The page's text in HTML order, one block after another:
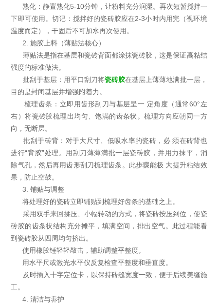
熟化：静置熟化5-10分钟，让粉料充分润湿。再次短暂搅拌一
下即可使用。切记：搅拌好的瓷砖胶应在2-3小时内用完（视环境
温度而定），干固后不可加水再次使用。
2. 施胶上料（薄贴法核心）
薄贴法是指在基层和瓷砖背面都涂抹瓷砖胶，这是保证高粘结
强度的标准做法。
批刮于基层：用平口刮刀将瓷砖胶在基层上薄薄地满批一层，
目的是封闭基层并增强附着力。
梳理齿条：立即用齿形刮刀与基层呈一 定角度（通常60°左
右）将瓷砖胶梳理出均匀、饱满的齿条状。梳理方向应朝同一方
向，无断层。
批刮于砖背：对于大尺寸、低吸水率的瓷砖，必 须在砖背也
进行“背胶”处理。用刮刀薄薄满批一层瓷砖胶，并用力抹平，消
除气孔，然后再用齿形刮刀梳理齿条。此步骤能极 大提升粘结效
果，防止空鼓。
3. 铺贴与调整
将处理好的瓷砖立即铺贴到梳理好齿条的基础之上。
采用双手来回揉压、小幅转动的方式，将瓷砖按压到位，使瓷
砖胶的齿条状结构充分摊平，填满空间，排出空气。此过程能看
到瓷砖胶从四周均匀挤出。
使用橡胶锤轻轻敲击，辅助调整平整度。
用水平尺或激光水平仪反复检查平整度和垂直度。
及时插入十字定位卡，以保持砖缝宽度一致，便于后续美缝施
工。
4. 清洁与养护